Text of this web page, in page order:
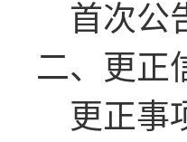
首次公
二、更正
更正事